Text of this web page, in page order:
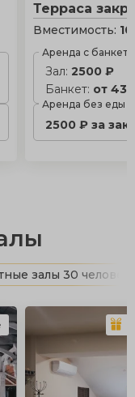
Терраса
Вместимость:
Аренда с
Зал:2500 ₽
Банкет: от
Аренда без еды
2500 ₽ за
залы 30 человек